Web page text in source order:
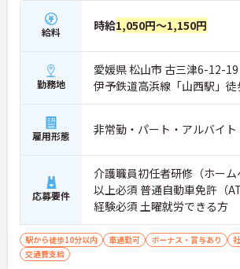
■ 日勤中心で無理なく活躍
生活リズムを整えながら勤務できます
・7:00～19:00の間で勤務できます
・1日3時間以上から相談できます
・時間外労働はありません
→ 自分のペースで働きやすい環境です♪
■ うれしい待遇で長く勤務
働くモチベーションにつながる待遇です
・賞与支給実績があります
・無料駐車場を利用できます
→ 安心して長期的な勤務を目指しやすい環境で
給料 時給1,050円～1,150円
勤務地
愛媛県 松山市 古三津6-12-
伊予鉄道高浜線「山西駅」
雇用形態 非常勤・パート・アルバイト
応募要件
介護職員初任者研修（ホーム
以上必須 普通自動車免許（
経験必須 土曜就労できる方
駅から徒歩10分以内 車通勤可 ボーナス・賞与あり
交通費支給